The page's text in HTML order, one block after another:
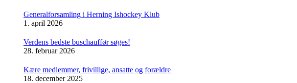
Generalforsamling i Herning Ishockey Klub
1. april 2026
Verdens bedste buschauffør søges!
28. februar 2026
Kære medlemmer, frivillige, ansatte og forældre
18. december 2025